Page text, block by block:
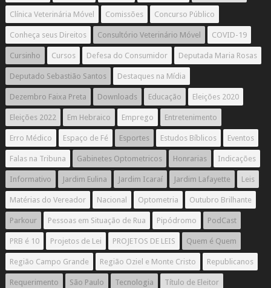
Clínica Veterinária Móvel Comissões Concurso Público
Conheça seus Direitos Consultório Veterinário Móvel COVID-19
Cursinho Cursos Defesa do Consumidor Deputada Maria Rosas
Deputado Sebastião Santos Destaques na Mídia
Dezembro Faixa Preta Downloads Educação Eleições 2020
Eleições 2022 Em Hebraico Emprego Entretenimento
Erro Médico Espaço de Fé Esportes Estudos Bíblicos Eventos
Falas na Tribuna Gabinetes Optometricos Honrarias Indicações
Informativo Jardim Eulina Jardim Icaraí Jardim Lafayette Leis
Matérias do Vereador Nacional Optometria Outubro Brilhante
Parkour Pessoas em Situação de Rua Pipódromo PodCast
PRB é 10 Projetos de Lei PROJETOS DE LEIS Quem é Quem
Região Campo Grande Região Oziel e Monte Cristo Republicanos
Requerimento São Paulo Tecnologia Título de Eleitor